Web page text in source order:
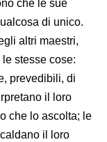
che le sue
di unico.
altri maestri,
stesse cose:
prevedibili, di
il loro
che lo ascolta; le
il loro